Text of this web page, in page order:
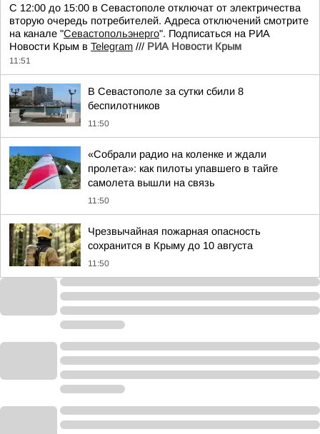
С 12:00 до 15:00 в Севастополе отключат от электричества
вторую очередь потребителей. Адреса отключений смотрите
на канале "Севастопольэнерго". Подписаться на РИА
Новости Крым в Telegram /// РИА Новости Крым
11:51
В Севастополе за сутки сбили 8
беспилотников
11:50
«Собрали радио на коленке и ждали
пролета»: как пилоты упавшего в тайге
самолета вышли на связь
11:50
Чрезвычайная пожарная опасность
сохранится в Крыму до 10 августа
11:50